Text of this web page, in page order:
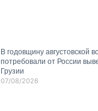
В годовщину августовской
потребовали от России
Грузии
07/08/2026